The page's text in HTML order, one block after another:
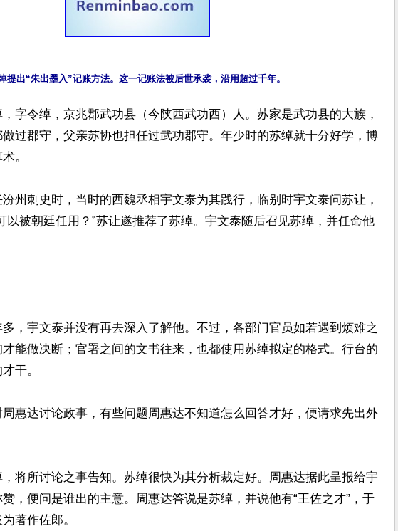
，字令绰，京兆郡武功县（今陕西武功西）人。苏家是武功县的大族，
过郡守，父亲苏协也担任过武功郡守。年少时的苏绰就十分好学，博
。
州刺史时，当时的西魏丞相宇文泰为其践行，临别时宇文泰问苏让，
以被朝廷任用？”苏让遂推荐了苏绰。宇文泰随后召见苏绰，并任命他
，宇文泰并没有再去深入了解他。不过，各部门官员如若遇到烦难之
能做决断；官署之间的文书往来，也都使用苏绰拟定的格式。行台的
干。
惠达讨论政事，有些问题周惠达不知道怎么回答才好，便请求先出外
将所讨论之事告知。苏绰很快为其分析裁定好。周惠达据此呈报给宇
，便问是谁出的主意。周惠达答说是苏绰，并说他有“王佐之才”，于
著作佐郎。